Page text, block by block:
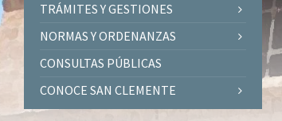
TRÁMITES Y GESTIONES
NORMAS Y ORDENANZAS
CONSULTAS PÚBLICAS
CONOCE SAN CLEMENTE